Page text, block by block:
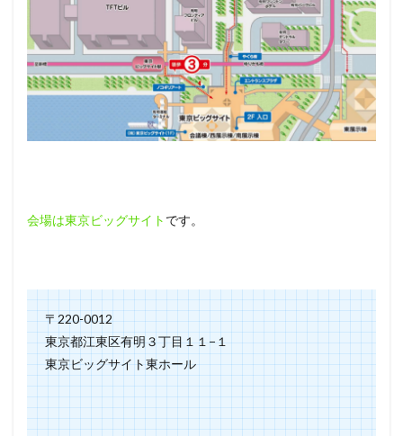
会場は東京ビッグサイト です。
〒220-0012
東京都江東区有明３丁目１１−１
東京ビッグサイト東ホール